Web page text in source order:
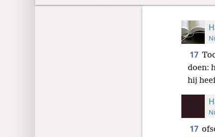
17
doen:
hij
17